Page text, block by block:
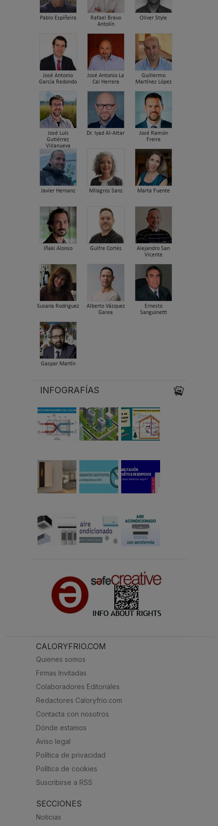
Pablo Espiñeira
Rafael Bravo
Antolín
Oliver Style
José Antonio
García Redondo
José Antonio La
Cal Herrera
Guillermo
Martínez López
José Luis
Gutiérrez
Villanueva
Dr. Iyad Al-Attar
José Ramón
Freire
Javier Hernanz Milagros Sanz Marta Fuente
Iñaki Alonso Guifre Cortés
Alejandro San
Vicente
Susana Rodriguez
Alberto Vázquez
Garea
Ernesto
Sanguinetti
Gaspar Martín
INFOGRAFÍAS
CALORYFRIO.COM
Quienes somos
Firmas Invitadas
Colaboradores Editoriales
Redactores Caloryfrio.com
Contacta con nosotros
Dónde estamos
Aviso legal
Política de privacidad
Política de cookies
Suscribirse a RSS
SECCIONES
Noticias